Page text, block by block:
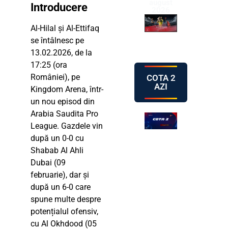
Introducere
Al-Hilal și Al-Ettifaq
se întâlnesc pe
13.02.2026, de la
17:25 (ora
României), pe
Kingdom Arena, într-
un nou episod din
Arabia Saudita Pro
League. Gazdele vin
după un 0-0 cu
Shabab Al Ahli
Dubai (09
februarie), dar și
după un 6-0 care
spune multe despre
potențialul ofensiv,
cu Al Okhdood (05
COTA 2
AZI